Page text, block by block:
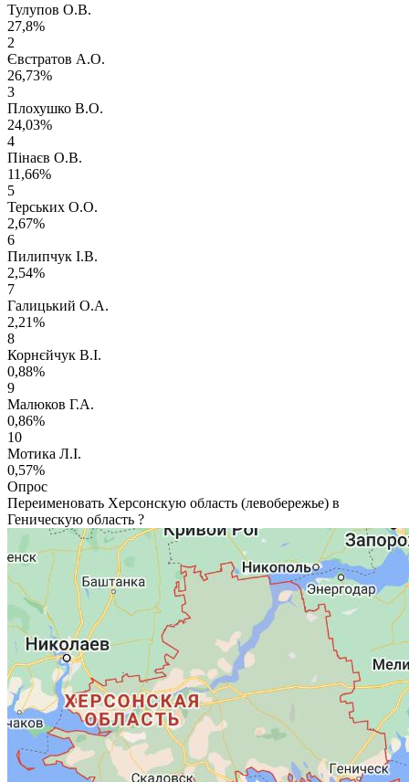
Тулупов О.В.
27,8%
2
Євстратов А.О.
26,73%
3
Плохушко В.О.
24,03%
4
Пінаєв О.В.
11,66%
5
Терських О.О.
2,67%
6
Пилипчук І.В.
2,54%
7
Галицький О.А.
2,21%
8
Корнєйчук В.І.
0,88%
9
Малюков Г.А.
0,86%
10
Мотика Л.І.
0,57%
Опрос
Переименовать Херсонскую область (левобережье) в
Геническую область ?